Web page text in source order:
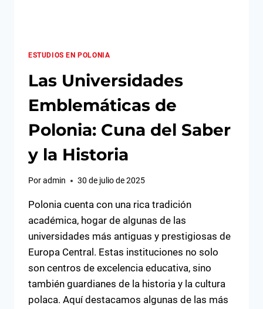
ESTUDIOS EN POLONIA
Las Universidades
Emblemáticas de
Polonia: Cuna del Saber
y la Historia
Poradmin 30 de julio de 2025
Polonia cuenta con una rica tradición
académica, hogar de algunas de las
universidades más antiguas y prestigiosas de
Europa Central. Estas instituciones no solo
son centros de excelencia educativa, sino
también guardianes de la historia y la cultura
polaca. Aquí destacamos algunas de las más